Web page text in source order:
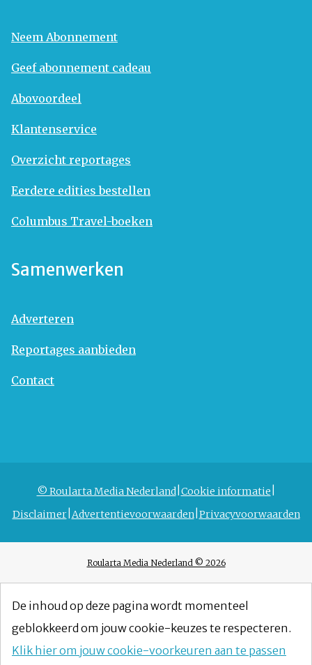
Neem Abonnement
Geef abonnement cadeau
Abovoordeel
Klantenservice
Overzicht reportages
Eerdere edities bestellen
Columbus Travel-boeken
Samenwerken
Adverteren
Reportages aanbieden
Contact
© Roularta Media Nederland Cookie informatie
Disclaimer Advertentievoorwaarden Privacyvoorwaarden
Roularta Media Nederland © 2026
De inhoud op deze pagina wordt momenteel
geblokkeerd om jouw cookie-keuzes te respecteren.
Klik hier om jouw cookie-voorkeuren aan te passen